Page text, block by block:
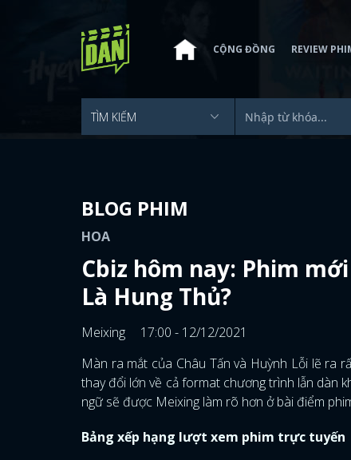
CỘNG ĐỒNG REVIEW
BLOG PHIM
HOA
Cbiz hôm nay: Phim
Là Hung Thủ?
Meixing
17:00 - 12/12/2021
Màn ra mắt của Châu Tấn và Huỳnh Lỗi lẽ ra
thay đổi lớn về cả format chương trình lẫn dàn
ngữ sẽ được Meixing làm rõ hơn ở bài điểm
Bảng xếp hạng lượt xem phim trực tuyến